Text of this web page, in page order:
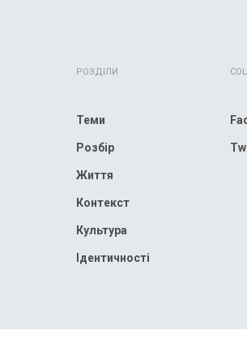
РОЗДІЛИ
Теми
Розбір
Життя
Контекст
Культура
Ідентичності